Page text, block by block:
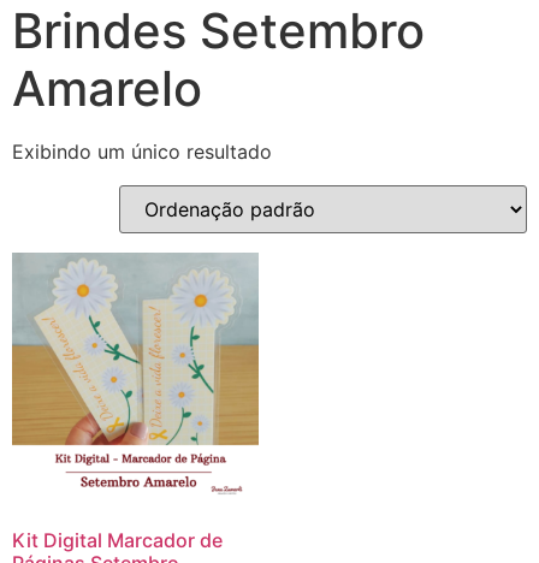
Brindes Setembro
Amarelo
Exibindo um único resultado
Kit Digital Marcador de